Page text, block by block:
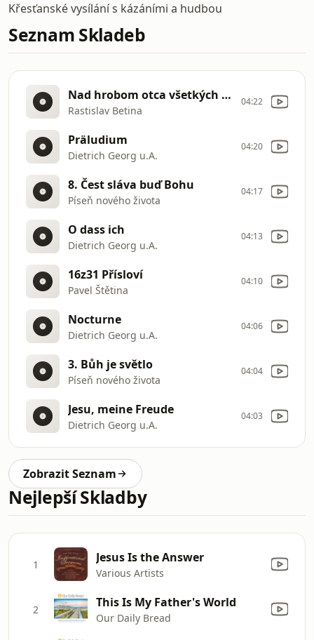
Křesťanské vysílání s kázáními a hudbou
Seznam Skladeb
Nad hrobom otca všetkých veriacich
Rastislav Betina
04:22
Präludium
Dietrich Georg u.A.
04:20
8. Čest sláva buď Bohu
Píseň nového života
04:17
O dass ich
Dietrich Georg u.A.
04:13
16z31 Přísloví
Pavel Štětina
04:10
Nocturne
Dietrich Georg u.A.
04:06
3. Bůh je světlo
Píseň nového života
04:04
Jesu, meine Freude
Dietrich Georg u.A.
04:03
Zobrazit Seznam
Nejlepší Skladby
1 Jesus Is the Answer
Various Artists
2 This Is My Father's World
Our Daily Bread